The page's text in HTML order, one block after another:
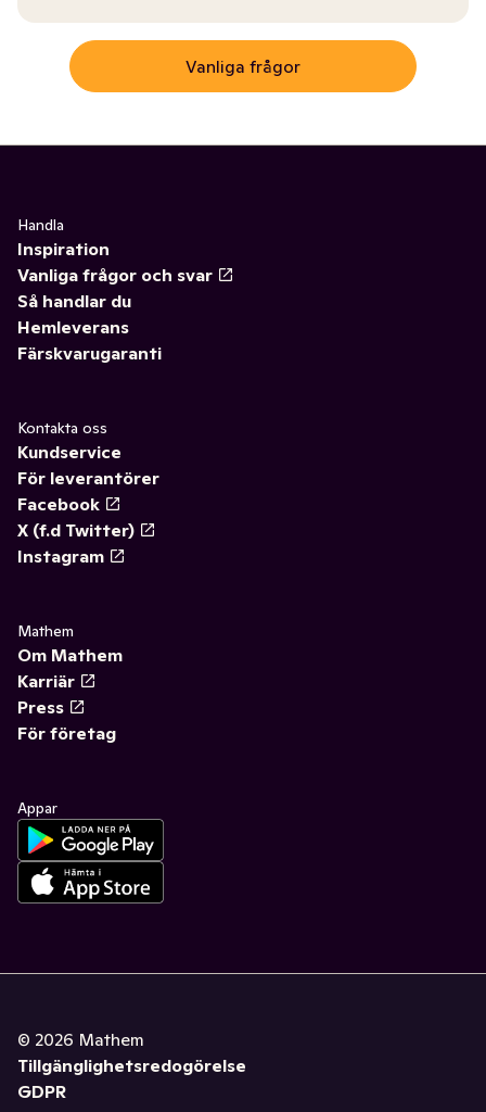
Vanliga frågor
Handla
Inspiration
Vanliga frågor och svar
Så handlar du
Hemleverans
Färskvarugaranti
Kontakta oss
Kundservice
För leverantörer
Facebook
X (f.d Twitter)
Instagram
Mathem
Om Mathem
Karriär
Press
För företag
Appar
© 2026 Mathem
Tillgänglighetsredogörelse
GDPR